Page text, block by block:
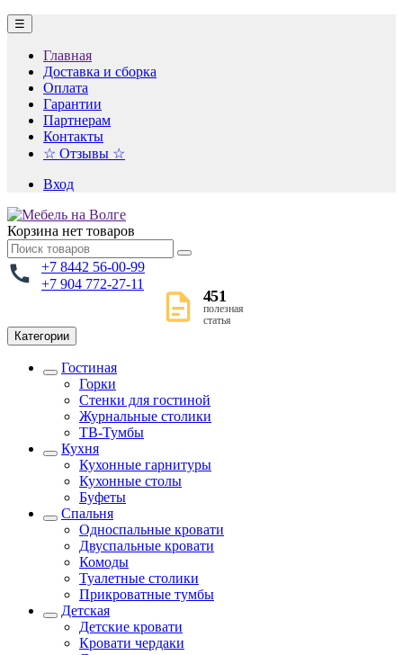
☰
Главная
Доставка и сборка
Оплата
Гарантии
Партнерам
Контакты
☆ Отзывы ☆
Вход
Корзина нет товаров
+7 8442 56-00-99
+7 904 772-27-11
451
полезная
статья
Категории
Гостиная
Горки
Стенки для гостиной
Журнальные столики
TВ-Тумбы
Кухня
Кухонные гарнитуры
Кухонные столы
Буфеты
Спальня
Односпальные кровати
Двуспальные кровати
Комоды
Туалетные столики
Прикроватные тумбы
Детская
Детские кровати
Кровати чердаки